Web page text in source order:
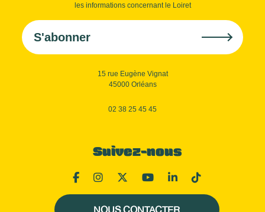
les informations concernant le Loiret
S'abonner
15 rue Eugène Vignat
45000 Orléans
02 38 25 45 45
Suivez-nous
NOUS CONTACTER